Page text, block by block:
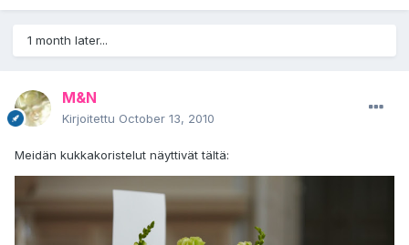
1 month later...
M&N
Kirjoitettu October 13, 2010
Meidän kukkakoristelut näyttivät tältä: